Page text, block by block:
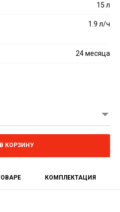
15 л
1.9 л/ч
24 месяца
В КОРЗИНУ
КОМПЛЕКТАЦИЯ